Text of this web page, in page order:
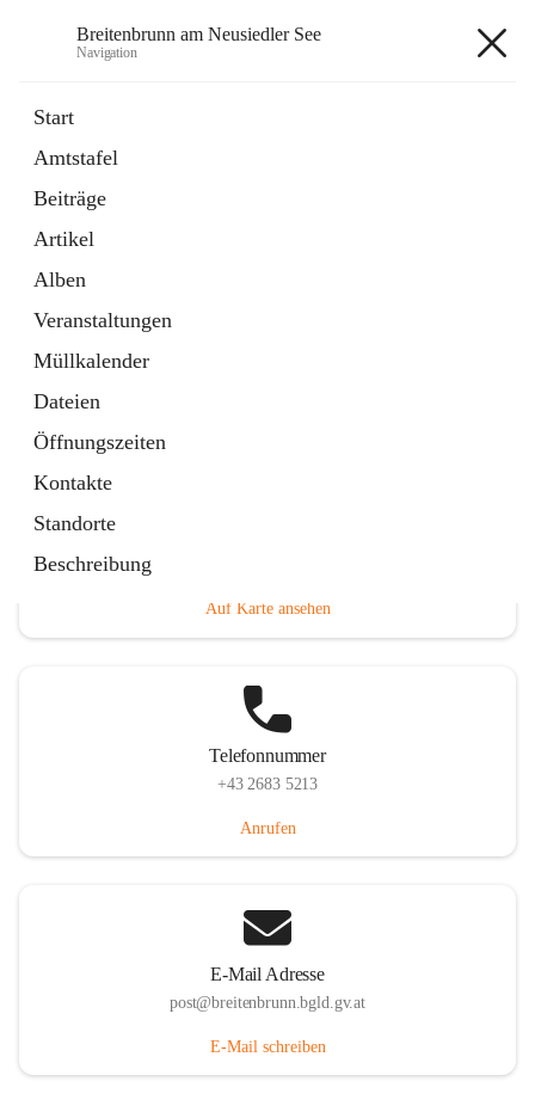
Breitenbrunn am Neusiedler See
Navigation
Start
Amtstafel
Beiträge
Artikel
Alben
Veranstaltungen
Müllkalender
Dateien
Öffnungszeiten
Kontakte
Standorte
Beschreibung
18 Schnellzugriffe
Gemeindeservice
Auf Karte ansehen
Telefonnummer
+43 2683 5213
Anrufen
E-Mail Adresse
post@breitenbrunn.bgld.gv.at
E-Mail schreiben